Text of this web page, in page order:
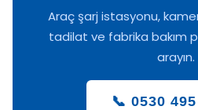
Araç şarj istasyonu,
tadilat ve fabrika bakım
arayın.
📞 0530